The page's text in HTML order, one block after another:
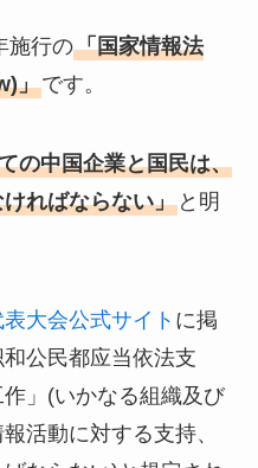
施行の「国家情報法
」です。
の中国企業と国民は、
ればならない」と明
大会公式サイト に掲
公民都应当依法支
」(いかなる組織及び
活動に対する支持、